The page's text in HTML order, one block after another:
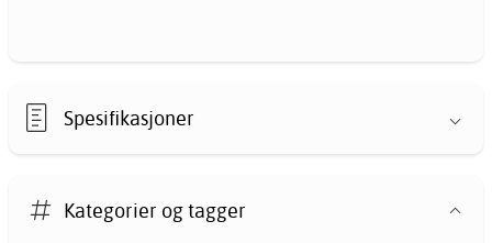
Spesifikasjoner
Kategorier og tagger